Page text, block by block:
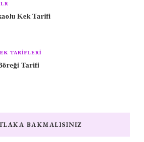
Kek Tarifi
TARIFLERI
Tarifi
BAKMALISINIZ